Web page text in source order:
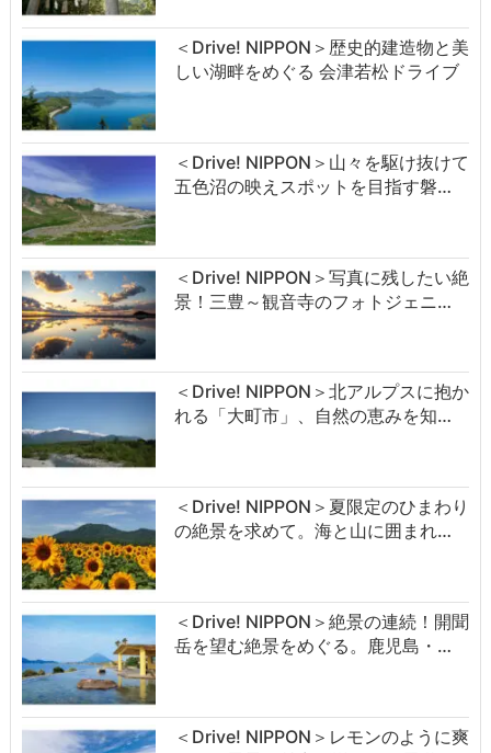
＜Drive! NIPPON＞歴史的建造物と美
しい湖畔をめぐる 会津若松ドライブ
＜Drive! NIPPON＞山々を駆け抜けて
五色沼の映えスポットを目指す磐…
＜Drive! NIPPON＞写真に残したい絶
景！三豊～観音寺のフォトジェニ…
＜Drive! NIPPON＞北アルプスに抱か
れる「大町市」、自然の恵みを知…
＜Drive! NIPPON＞夏限定のひまわり
の絶景を求めて。海と山に囲まれ…
＜Drive! NIPPON＞絶景の連続！開聞
岳を望む絶景をめぐる。鹿児島・…
＜Drive! NIPPON＞レモンのように爽